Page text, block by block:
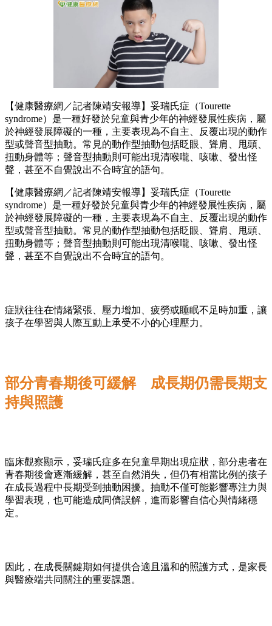
【健康醫療網／記者陳靖安報導】妥瑞氏症（Tourette
syndrome）是一種好發於兒童與青少年的神經發展性疾病，屬
於神經發展障礙的一種，主要表現為不自主、反覆出現的動作
型或聲音型抽動。常見的動作型抽動包括眨眼、聳肩、甩頭、
扭動身體等；聲音型抽動則可能出現清喉嚨、咳嗽、發出怪
聲，甚至不自覺說出不合時宜的語句。
【健康醫療網／記者陳靖安報導】妥瑞氏症（Tourette
syndrome）是一種好發於兒童與青少年的神經發展性疾病，屬
於神經發展障礙的一種，主要表現為不自主、反覆出現的動作
型或聲音型抽動。常見的動作型抽動包括眨眼、聳肩、甩頭、
扭動身體等；聲音型抽動則可能出現清喉嚨、咳嗽、發出怪
聲，甚至不自覺說出不合時宜的語句。
症狀往往在情緒緊張、壓力增加、疲勞或睡眠不足時加重，讓
孩子在學習與人際互動上承受不小的心理壓力。
部分青春期後可緩解 成長期仍需長期支
持與照護
臨床觀察顯示，妥瑞氏症多在兒童早期出現症狀，部分患者在
青春期後會逐漸緩解，甚至自然消失，但仍有相當比例的孩子
在成長過程中長期受到抽動困擾。抽動不僅可能影響專注力與
學習表現，也可能造成同儕誤解，進而影響自信心與情緒穩
定。
因此，在成長關鍵期如何提供合適且溫和的照護方式，是家長
與醫療端共同關注的重要課題。